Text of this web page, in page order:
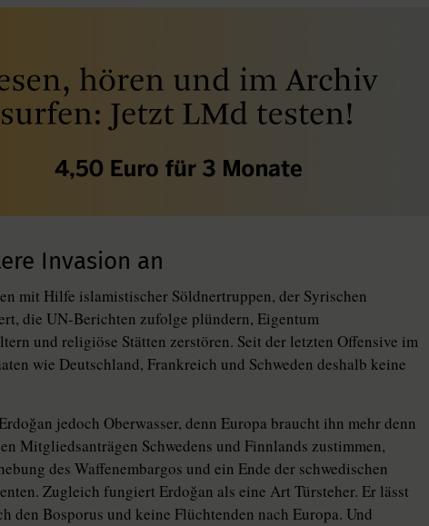
Invasion an
mit Hilfe islamistischer Söldnertruppen, der Syrischen
die UN-Berichten zufolge plündern, Eigentum
und religiöse Stätten zerstören. Seit der letzten Offensive im
wie Deutschland, Frankreich und Schweden deshalb keine
jedoch Oberwasser, denn Europa braucht ihn mehr denn
Mitgliedsanträgen Schwedens und Finnlands zustimmen,
des Waffenembargos und ein Ende der schwedischen
Zugleich fungiert Erdoğan als eine Art Türsteher. Er lässt
den Bosporus und keine Flüchtenden nach Europa. Und